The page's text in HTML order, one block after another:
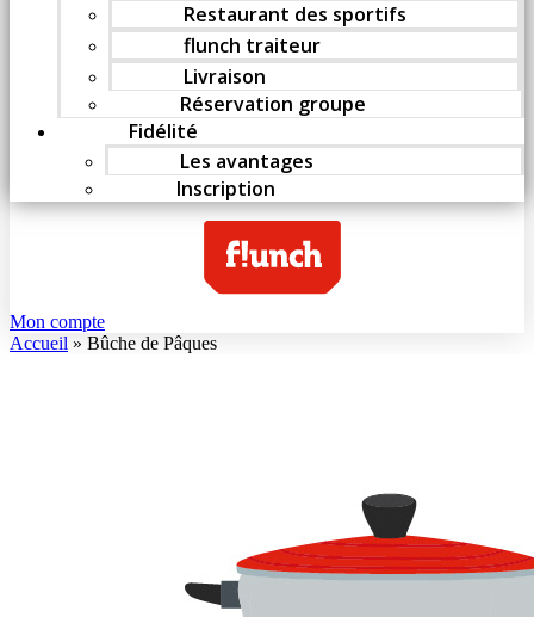
Restaurant des sportifs
flunch traiteur
Livraison
Réservation groupe
Fidélité
Les avantages
Inscription
Mon compte
Accueil » Bûche de Pâques